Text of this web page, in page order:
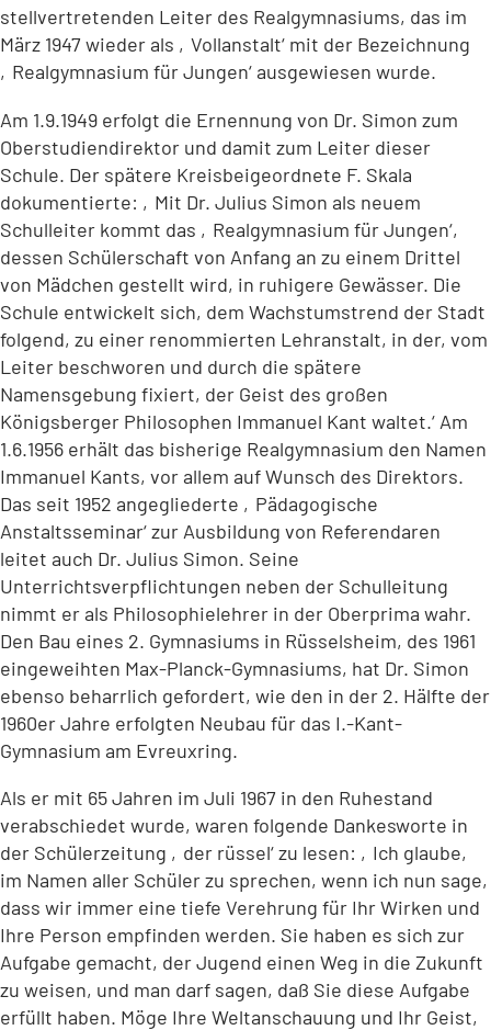
stellvertretenden Leiter des Realgymnasiums, das im
März 1947 wieder als ‚Vollanstalt‘ mit der Bezeichnung
‚Realgymnasium für Jungen‘ ausgewiesen wurde.
Am 1.9.1949 erfolgt die Ernennung von Dr. Simon zum
Oberstudiendirektor und damit zum Leiter dieser
Schule. Der spätere Kreisbeigeordnete F. Skala
dokumentierte: ‚Mit Dr. Julius Simon als neuem
Schulleiter kommt das ‚Realgymnasium für Jungen‘,
dessen Schülerschaft von Anfang an zu einem Drittel
von Mädchen gestellt wird, in ruhigere Gewässer. Die
Schule entwickelt sich, dem Wachstumstrend der Stadt
folgend, zu einer renommierten Lehranstalt, in der, vom
Leiter beschworen und durch die spätere
Namensgebung fixiert, der Geist des großen
Königsberger Philosophen Immanuel Kant waltet.‘ Am
1.6.1956 erhält das bisherige Realgymnasium den Namen
Immanuel Kants, vor allem auf Wunsch des Direktors.
Das seit 1952 angegliederte ‚Pädagogische
Anstaltsseminar‘ zur Ausbildung von Referendaren
leitet auch Dr. Julius Simon. Seine
Unterrichtsverpflichtungen neben der Schulleitung
nimmt er als Philosophielehrer in der Oberprima wahr.
Den Bau eines 2. Gymnasiums in Rüsselsheim, des 1961
eingeweihten Max-Planck-Gymnasiums, hat Dr. Simon
ebenso beharrlich gefordert, wie den in der 2. Hälfte der
1960er Jahre erfolgten Neubau für das I.-Kant-
Gymnasium am Evreuxring.
Als er mit 65 Jahren im Juli 1967 in den Ruhestand
verabschiedet wurde, waren folgende Dankesworte in
der Schülerzeitung ‚der rüssel‘ zu lesen: ‚Ich glaube,
im Namen aller Schüler zu sprechen, wenn ich nun sage,
dass wir immer eine tiefe Verehrung für Ihr Wirken und
Ihre Person empfinden werden. Sie haben es sich zur
Aufgabe gemacht, der Jugend einen Weg in die Zukunft
zu weisen, und man darf sagen, daß Sie diese Aufgabe
erfüllt haben. Möge Ihre Weltanschauung und Ihr Geist,